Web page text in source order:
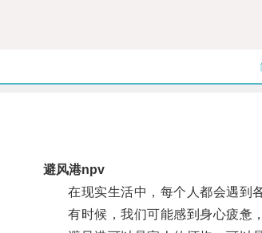
避风港npv
在现实生活中，每个人都会遇到各
有时候，我们可能感到身心疲惫，